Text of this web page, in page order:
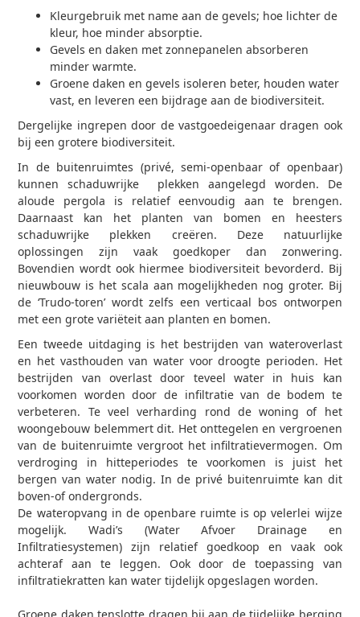
Kleurgebruik met name aan de gevels; hoe lichter de
kleur, hoe minder absorptie.
Gevels en daken met zonnepanelen absorberen
minder warmte.
Groene daken en gevels isoleren beter, houden water
vast, en leveren een bijdrage aan de biodiversiteit.
Dergelijke ingrepen door de vastgoedeigenaar dragen ook
bij een grotere biodiversiteit.
In de buitenruimtes (privé, semi-openbaar of openbaar)
kunnen schaduwrijke plekken aangelegd worden. De
aloude pergola is relatief eenvoudig aan te brengen.
Daarnaast kan het planten van bomen en heesters
schaduwrijke plekken creëren. Deze natuurlijke
oplossingen zijn vaak goedkoper dan zonwering.
Bovendien wordt ook hiermee biodiversiteit bevorderd. Bij
nieuwbouw is het scala aan mogelijkheden nog groter. Bij
de ‘Trudo-toren’ wordt zelfs een verticaal bos ontworpen
met een grote variëteit aan planten en bomen.
Een tweede uitdaging is het bestrijden van wateroverlast
en het vasthouden van water voor droogte perioden. Het
bestrijden van overlast door teveel water in huis kan
voorkomen worden door de infiltratie van de bodem te
verbeteren. Te veel verharding rond de woning of het
woongebouw belemmert dit. Het onttegelen en vergroenen
van de buitenruimte vergroot het infiltratievermogen. Om
verdroging in hitteperiodes te voorkomen is juist het
bergen van water nodig. In de privé buitenruimte kan dit
boven-of ondergronds.
De wateropvang in de openbare ruimte is op velerlei wijze
mogelijk. Wadi’s (Water Afvoer Drainage en
Infiltratiesystemen) zijn relatief goedkoop en vaak ook
achteraf aan te leggen. Ook door de toepassing van
infiltratiekratten kan water tijdelijk opgeslagen worden.